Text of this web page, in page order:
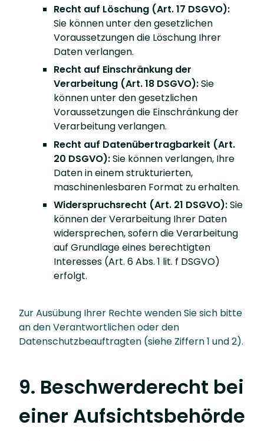
Recht auf Löschung (Art. 17 DSGVO):
Sie können unter den gesetzlichen
Voraussetzungen die Löschung Ihrer
Daten verlangen.
Recht auf Einschränkung der
Verarbeitung (Art. 18 DSGVO):Sie
können unter den gesetzlichen
Voraussetzungen die Einschränkung der
Verarbeitung verlangen.
Recht auf Datenübertragbarkeit (Art.
20 DSGVO):Sie können verlangen, Ihre
Daten in einem strukturierten,
maschinenlesbaren Format zu erhalten.
Widerspruchsrecht (Art. 21 DSGVO):Sie
können der Verarbeitung Ihrer Daten
widersprechen, sofern die Verarbeitung
auf Grundlage eines berechtigten
Interesses (Art. 6 Abs. 1 lit. f DSGVO)
erfolgt.
Zur Ausübung Ihrer Rechte wenden Sie sich bitte
an den Verantwortlichen oder den
Datenschutzbeauftragten (siehe Ziffern 1 und 2).
9. Beschwerderecht bei
einer Aufsichtsbehörde